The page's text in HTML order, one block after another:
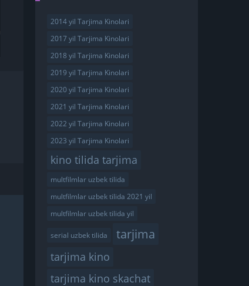
2014 yil Tarjima Kinolari
2017 yil Tarjima Kinolari
2018 yil Tarjima Kinolari
2019 yil Tarjima Kinolari
2020 yil Tarjima Kinolari
2021 yil Tarjima Kinolari
2022 yil Tarjima Kinolari
2023 yil Tarjima Kinolari
kino tilida tarjima
multfilmlar uzbek tilida
multfilmlar uzbek tilida 2021 yil
multfilmlar uzbek tilida yil
serial uzbek tilida tarjima
tarjima kino
tarjima kino skachat